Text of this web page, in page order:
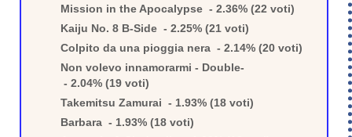
Mission in the Apocalypse - 2.36% (22 voti)
Kaiju No. 8 B-Side - 2.25% (21 voti)
Colpito da una pioggia nera - 2.14% (20 voti)
Non volevo innamorarmi - Double-
- 2.04% (19 voti)
Takemitsu Zamurai - 1.93% (18 voti)
Barbara - 1.93% (18 voti)